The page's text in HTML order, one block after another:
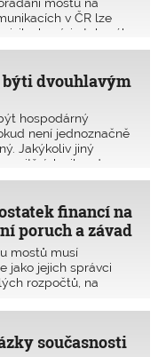
v ČR lze
havárie takového
v italském
téměř vyloučeno.
bezpečné, zaznělo na
ČKAIT, která se
býti dvouhlavým
hospodárný
není jednoznačně
Jakýkoliv jiný
vnitřních sil vede
prostředky
problémy
charakteru
financí na
poruch a závad
mostů musí
jako jejich správci
rozpočtů, na
státních nebo
současnosti